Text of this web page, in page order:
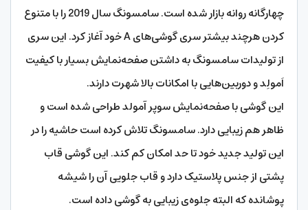
چهار‌گانه روانه بازار شده است. سامسونگ سال 2019 را با متنوع
کردن هرچند بیشتر سری گوشی‌های A خود آغاز کرد. این سری
از تولیدات سامسونگ به داشتن صفحه‌نمایش بسیار با کیفیت
اَمولِد و دوربین‌هایی با امکانات بالا شهرت دارند.
این گوشی با صفحه‌نمایش سوپر آمولد طراحی شده است و
ظاهر هم زیبایی دارد. سامسونگ تلاش کرده است حاشیه را در
این تولید جدید خود تا حد امکان کم کند. این گوشی قاب
پشتی از جنس پلاستیک دارد و قاب جلویی آن را شیشه
پوشانده که البته جلوه‌ی زیبایی به گوشی داده است.